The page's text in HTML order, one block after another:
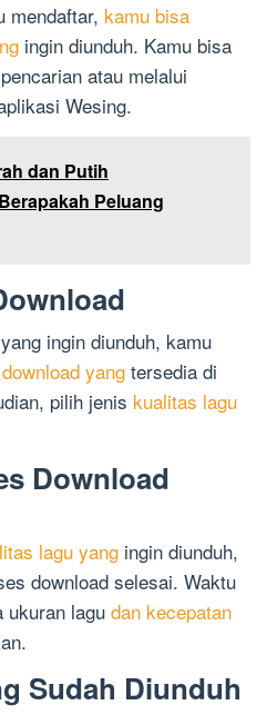
mendaftar, kamu bisa
ingin diunduh. Kamu bisa
atau melalui
Wesing.
dan Putih
Peluang
ingin diunduh, kamu
yang tersedia di
pilih jenis kualitas lagu
Download
lagu yang ingin diunduh,
download selesai. Waktu
ukuran lagu dan kecepatan
Sudah Diunduh